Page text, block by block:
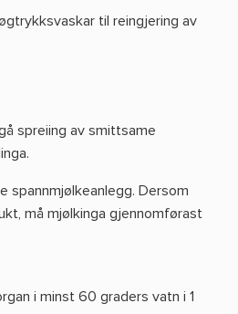
til reingjering av
spreiing av smittsame
spannmjølkeanlegg. Dersom
må mjølkinga gjennomførast
i minst 60 graders vatn i 1